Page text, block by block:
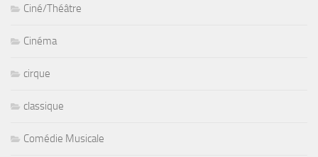
Ciné/Théâtre
Cinéma
cirque
classique
Comédie Musicale